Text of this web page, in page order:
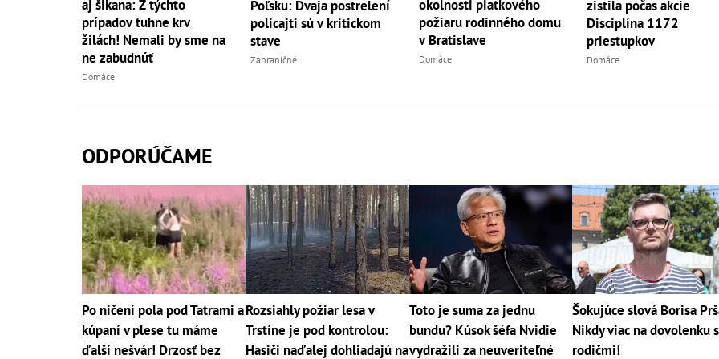
aj šikana: Z týchto
prípadov tuhne krv
žilách! Nemali by sme na
ne zabudnúť
Domáce
Poľsku: Dvaja postrelení
policajti sú v kritickom
stave
Zahraničné
okolnosti piatkového
požiaru rodinného domu
v Bratislave
Domáce
zistila počas akcie
Disciplína 1172
priestupkov
Domáce
ODPORÚČAME
Po ničení pola pod Tatrami a
kúpaní v plese tu máme
ďalší nešvár! Drzosť bez
Rozsiahly požiar lesa v
Trstíne je pod kontrolou:
Hasiči naďalej dohliadajú na
Toto je suma za jednu
bundu? Kúsok šéfa Nvidie
vydražili za neuveriteľné
Šokujúce slová Borisa
Nikdy viac na dovolenku s
rodičmi!